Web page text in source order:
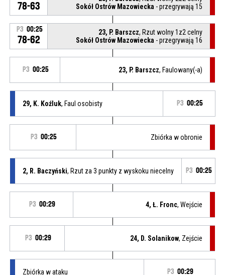
78-63
Sokół Ostrów Mazowiecka - przegrywają 15
P3 00:25
78-62
23, P. Barszcz, Rzut wolny 1z2 celny
Sokół Ostrów Mazowiecka - przegrywają 16
P3 00:25 23, P. Barszcz, Faulowany(-a)
29, K. Koźluk, Faul osobisty P3 00:25
P3 00:25 Zbiórka w obronie
2, R. Baczyński, Rzut za 3 punkty z wyskoku niecelny P3 00:25
P3 00:29 4, Ł. Fronc, Wejście
P3 00:29 24, D. Solanikow, Zejście
Zbiórka w ataku P3 00:29